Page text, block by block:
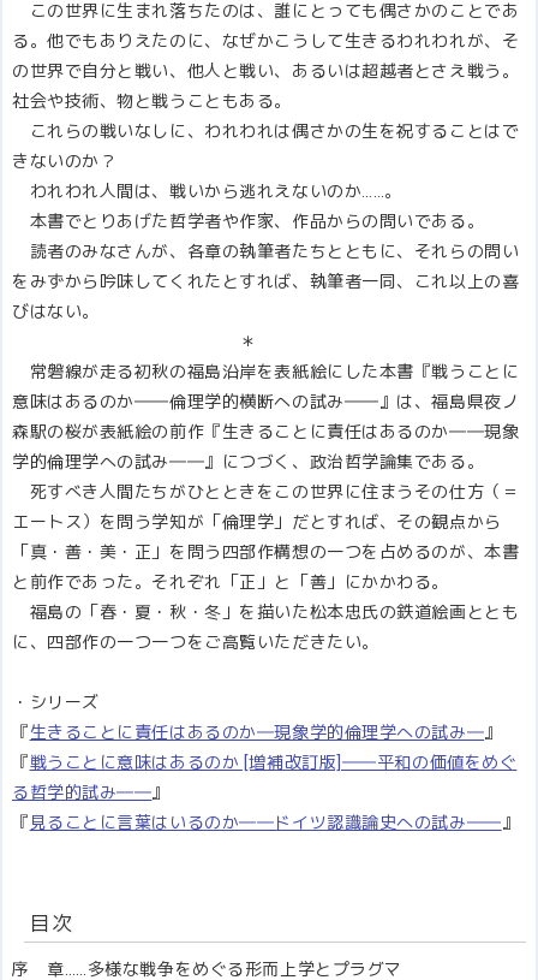
この世界に生まれ落ちたのは、誰にとっても偶さかのことであ
る。他でもありえたのに、なぜかこうして生きるわれわれが、そ
の世界で自分と戦い、他人と戦い、あるいは超越者とさえ戦う。
社会や技術、物と戦うこともある。
これらの戦いなしに、われわれは偶さかの生を祝することはで
きないのか？
われわれ人間は、戦いから逃れえないのか……。
本書でとりあげた哲学者や作家、作品からの問いである。
読者のみなさんが、各章の執筆者たちとともに、それらの問い
をみずから吟味してくれたとすれば、執筆者一同、これ以上の喜
びはない。
＊
常磐線が走る初秋の福島沿岸を表紙絵にした本書『戦うことに
意味はあるのか――倫理学的横断への試み――』は、福島県夜ノ
森駅の桜が表紙絵の前作『生きることに責任はあるのか――現象
学的倫理学への試み――』につづく、政治哲学論集である。
死すべき人間たちがひとときをこの世界に住まうその仕方（＝
エートス）を問う学知が「倫理学」だとすれば、その観点から
「真・善・美・正」を問う四部作構想の一つを占めるのが、本書
と前作であった。それぞれ「正」と「善」にかかわる。
福島の「春・夏・秋・冬」を描いた松本忠氏の鉄道絵画ととも
に、四部作の一つ一つをご高覧いただきたい。
・シリーズ
『生きることに責任はあるのか―現象学的倫理学への試み―』
『戦うことに意味はあるのか [増補改訂版]――平和の価値をめぐ
る哲学的試み――』
『 見ることに言葉はいるのか――ドイツ認識論史への試み――』
目次
序 章……多様な戦争をめぐる形而上学とプラグマ